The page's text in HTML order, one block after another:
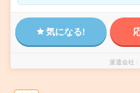
気になる!
派遣会社